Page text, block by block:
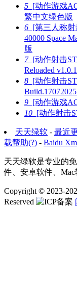
5 [动作游戏
繁中文绿色版
6 [第三人称射
40000 Space
版
7[动作射击
Reloaded
8 [动作射击
9 [动作游戏
10 [动作射击
天天绿软 - 最近
载帮助(?) - Baidu
天天绿软是专业的
件、安卓软件、
Copyright © 2023-
Reserved